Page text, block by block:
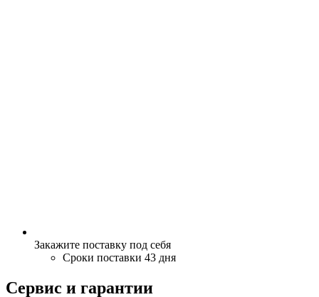
Закажите поставку под себя
Сроки поставки 43 дня
Сервис и гарантии